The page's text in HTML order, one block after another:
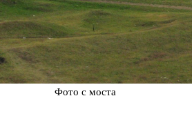
Фото с моста